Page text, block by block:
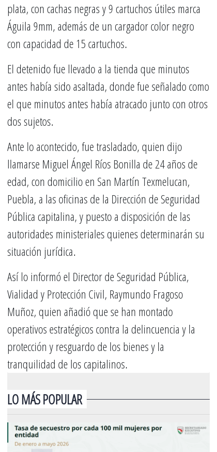
plata, con cachas negras y 9 cartuchos útiles marca
Águila 9mm, además de un cargador color negro
con capacidad de 15 cartuchos.
El detenido fue llevado a la tienda que minutos
antes había sido asaltada, donde fue señalado como
el que minutos antes había atracado junto con otros
dos sujetos.
Ante lo acontecido, fue trasladado, quien dijo
llamarse Miguel Ángel Ríos Bonilla de 24 años de
edad, con domicilio en San Martín Texmelucan,
Puebla, a las oficinas de la Dirección de Seguridad
Pública capitalina, y puesto a disposición de las
autoridades ministeriales quienes determinarán su
situación jurídica.
Así lo informó el Director de Seguridad Pública,
Vialidad y Protección Civil, Raymundo Fragoso
Muñoz, quien añadió que se han montado
operativos estratégicos contra la delincuencia y la
protección y resguardo de los bienes y la
tranquilidad de los capitalinos.
LO MÁS POPULAR